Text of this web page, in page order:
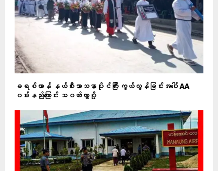
ခရစ်ယာန် နယ်စီးသာသနာပိုင်ကြီး ကွယ်လွန်ခြင်းအပေါ် AA
ဝမ်းနည်းကြောင်း သဝဏ်လွှာပို့